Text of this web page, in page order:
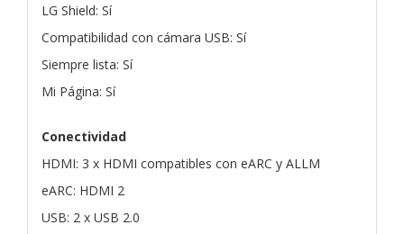
LG Shield: Sí
Compatibilidad con cámara USB: Sí
Siempre lista: Sí
Mi Página: Sí
Conectividad
HDMI: 3 x HDMI compatibles con eARC y ALLM
eARC: HDMI 2
USB: 2 x USB 2.0